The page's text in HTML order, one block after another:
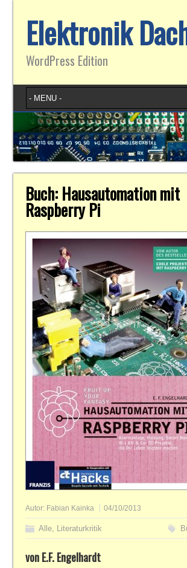
Elektronik
WordPress Edition
Buch: Hausautomation mit
Raspberry Pi
Autor: Fabian Kainka 04/10/2013
Alle, Literaturkritik
von E.F. Engelhardt